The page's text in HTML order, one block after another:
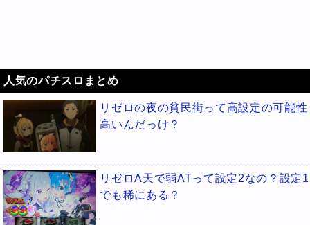
人気のパチスロまとめ
リゼロの夜の貧民街って高設定の可能性
高いんだっけ？
リゼロA天で弱ATって設定2なの？設定1
でも稀にある？